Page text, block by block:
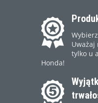
tylko u
Honda!